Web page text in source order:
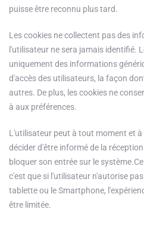
puisse être reconnu plus tard.
Les cookies ne collectent pas des
l'utilisateur ne sera jamais identifié.
uniquement des informations
d'accès des utilisateurs, la façon
autres. De plus, les cookies ne
à aux préférences.
L'utilisateur peut à tout moment et
décider d'être informé de la
bloquer son entrée sur le
c'est que si l'utilisateur n'autorise
tablette ou le Smartphone,
être limitée.